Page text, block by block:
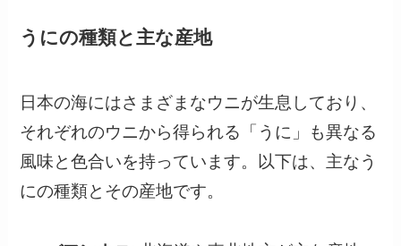
うにの種類と主な産地
日本の海にはさまざまなウニが生息しており、
それぞれのウニから得られる「うに」も異なる
風味と色合いを持っています。以下は、主なう
にの種類とその産地です。